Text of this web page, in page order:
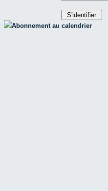
Abonnement au calendrier